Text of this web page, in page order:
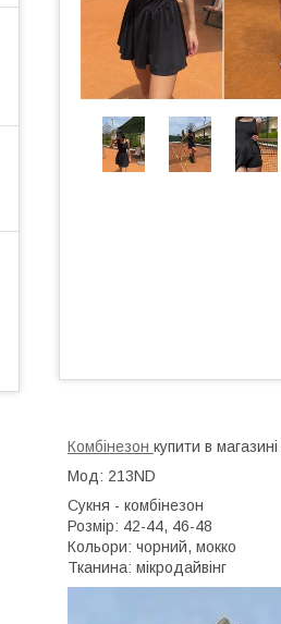
Комбінезон купити в магазині
Мод: 213ND
Сукня - комбінезон
Розмір: 42-44, 46-48
Кольори: чорний, мокко
Тканина: мікродайвінг